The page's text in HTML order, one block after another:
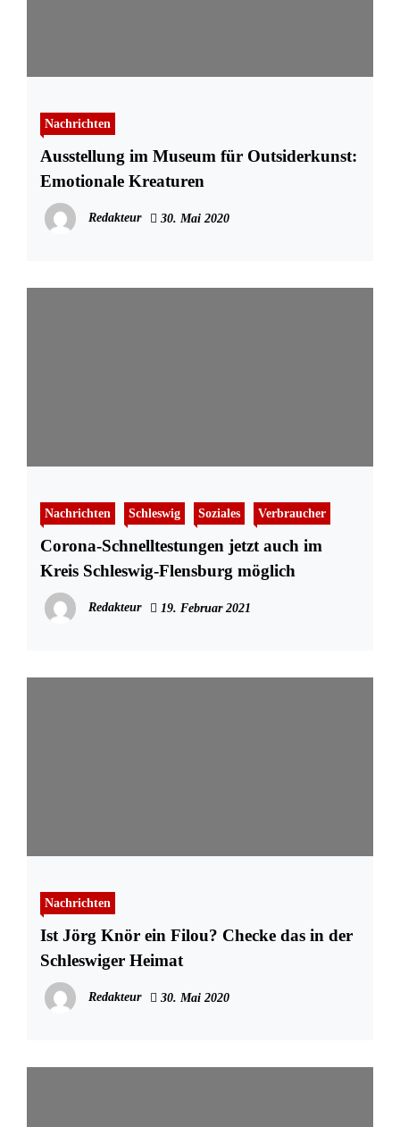
Nachrichten
Ausstellung im Museum für Outsiderkunst:
Emotionale Kreaturen
Redakteur 30. Mai 2020
Nachrichten Schleswig Soziales Verbraucher
Corona-Schnelltestungen jetzt auch im
Kreis Schleswig-Flensburg möglich
Redakteur 19. Februar 2021
Nachrichten
Ist Jörg Knör ein Filou? Checke das in der
Schleswiger Heimat
Redakteur 30. Mai 2020